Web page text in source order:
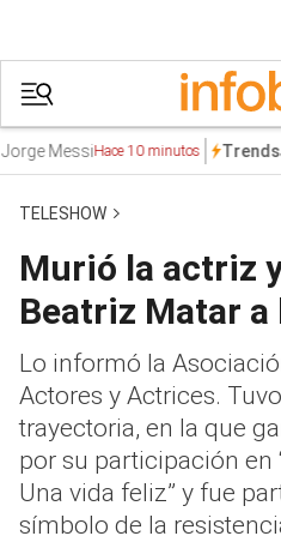
MessiHace 10 minutos Trends
TELESHOW
Murió la actriz
Beatriz Matar a
Lo informó la
Actores y Actrices.
trayectoria, en la que
por su participación en
Una vida feliz” y fue
símbolo de la